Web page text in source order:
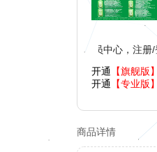
击首页右上角会员中心，注册/登
开通
【旗舰版】
开通
【专业版】
商品详情